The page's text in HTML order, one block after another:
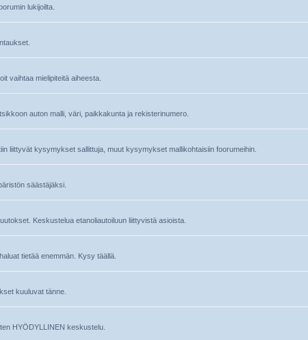
lukijoilta.
vaihtaa mielipiteitä aiheesta.
auton malli, väri, paikkakunta ja rekisterinumero.
liittyvät kysymykset sallittuja, muut kysymykset mallikohtaisiin foorumeihin.
säästäjäksi.
Keskustelua etanoliautoiluun liittyvistä asioista.
tietää enemmän. Kysy täällä.
kuuluvat tänne.
HYÖDYLLINEN keskustelu.